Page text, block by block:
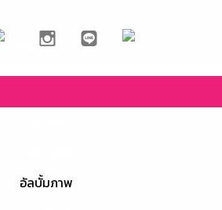
อัลบั้มภาพ